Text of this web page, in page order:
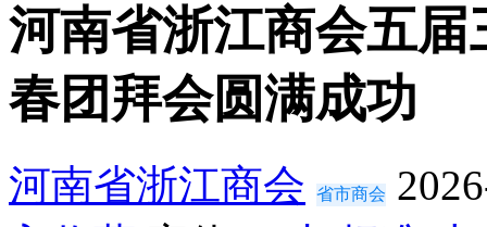
河南省浙江商会五届
春团拜会圆满成功
河南省浙江商会 省市商会